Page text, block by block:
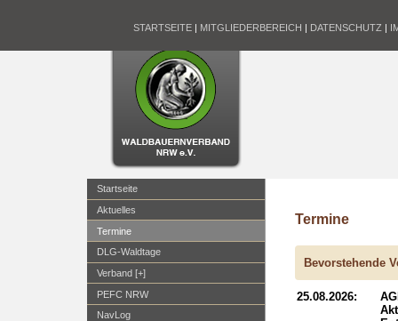
STARTSEITE | MITGLIEDERBEREICH | DATENSCHUTZ |
Startseite
Aktuelles
Termine
DLG-Waldtage
Verband [+]
PEFC NRW
NavLog
Termine
Bevorstehende
25.08.2026: